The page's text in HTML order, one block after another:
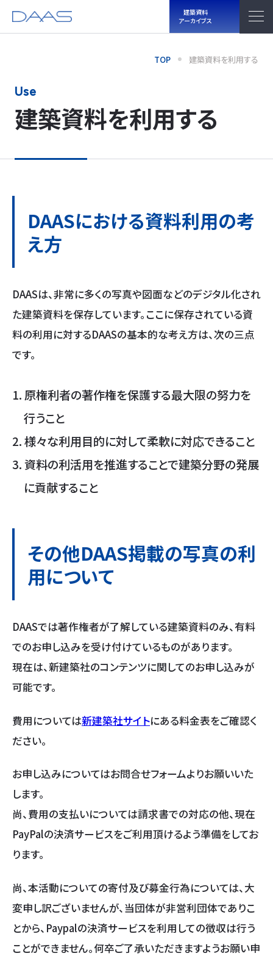
建築資料
アーカイブス
TOP 建築資料を利用する
Use
建築資料を利用する
DAASにおける資料利用の考
え方
DAASは、非常に多くの写真や図面などのデジタル化され
た建築資料を保存しています。ここに保存されている資
料の利用に対するDAASの基本的な考え方は、次の三点
です。
原権利者の著作権を保護する最大限の努力を
行うこと
様々な利用目的に対して柔軟に対応できること
資料の利活用を推進することで建築分野の発展
に貢献すること
その他DAAS掲載の写真の利
用について
DAASでは著作権者が了解している建築資料のみ、有料
でのお申し込みを受け付けているものがあります。
現在は、新建築社のコンテンツに関してのお申し込みが
可能です。
費用については新建築社サイトにある料金表をご確認く
ださい。
お申し込みについてはお問合せフォームよりお願いいた
します。
尚、費用の支払いについては請求書での対応の他、現在
PayPalの決済サービスをご利用頂けるよう準備をしてお
ります。
尚、本活動についての寄付及び募金行為については、大
変申し訳ございませんが、当団体が非営利団体でありこ
とから、Paypalの決済サービスを利用しての徴収は行う
ことができません。何卒ご了承いただきますようお願い申